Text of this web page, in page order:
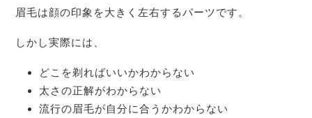
眉毛は顔の印象を大きく左右するパーツです。
しかし実際には、
どこを剃ればいいかわからない
太さの正解がわからない
流行の眉毛が自分に合うかわからない